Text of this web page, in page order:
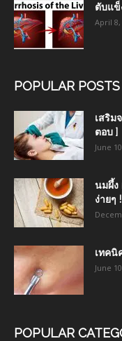
ตับแข็
April 8,
POPULAR POSTS
เสริม
ตอบ ]
June
นมผึ้ง
ง่ายๆ
เทคนิ
June
POPULAR